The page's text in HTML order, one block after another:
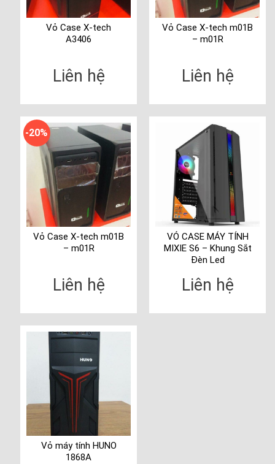
Vỏ Case X-tech
A3406
Liên hệ
Vỏ Case X-tech m01B
– m01R
Liên hệ
-20%
Vỏ Case X-tech m01B
– m01R
Liên hệ
VỎ CASE MÁY TÍNH
MIXIE S6 – Khung Sắt
Đèn Led
Liên hệ
Vỏ máy tính HUNO
1868A